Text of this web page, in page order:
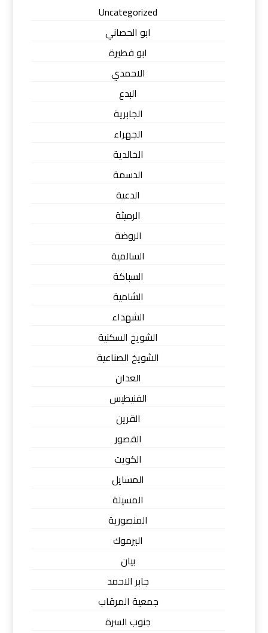
Uncategorized
ابو الحصاني
ابو فطيرة
الاحمدي
البدع
الجابرية
الجهراء
الخالدية
الدسمة
الدعية
الرميثة
الروضة
السالمية
السباكة
الشامية
الشهداء
الشويخ السكنية
الشويخ الصناعية
العدان
الفنيطيس
القرين
القصور
الكويت
المسايل
المسيلة
المنصورية
اليرموك
بيان
جابر الاحمد
جمعية المرقاب
جنوب السرة